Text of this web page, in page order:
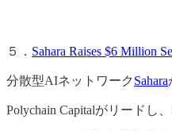
５． Sahara Raises $6 Million
分散型AIネットワーク Sahara
Polychain Capitalがリードし